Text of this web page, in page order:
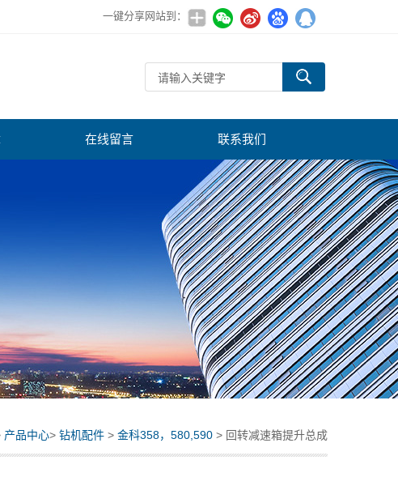
一键分享网站到：
在线留言 联系我们
产品中心> 钻机配件 > 金科358，580,590 > 回转减速箱提升总成
配件